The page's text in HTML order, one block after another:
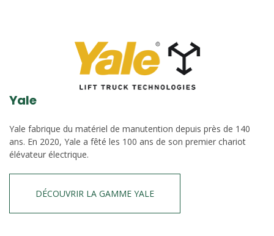
Yale
Yale fabrique du matériel de manutention depuis près de 140
ans. En 2020, Yale a fêté les 100 ans de son premier chariot
élévateur électrique.
DÉCOUVRIR LA GAMME YALE